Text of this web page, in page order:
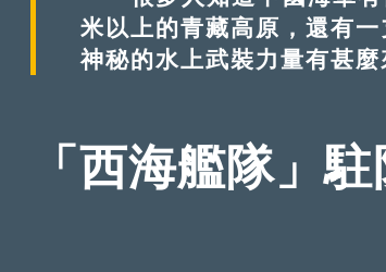
米以上的青藏高原，還有
神秘的水上武裝力量有甚麼
「西海艦隊」